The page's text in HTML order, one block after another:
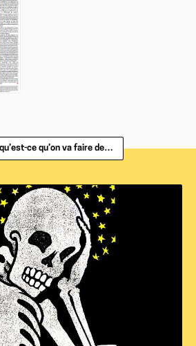
ce qu’on va faire de…